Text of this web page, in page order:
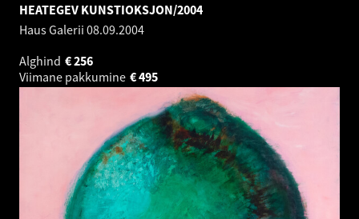
HEATEGEV KUNSTIOKSJON/2004
Haus Galerii 08.09.2004
Alghind
256
€
Viimane pakkumine
495
€